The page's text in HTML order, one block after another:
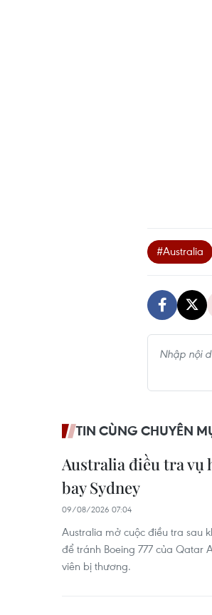
#Australia
TIN CÙNG CHUYÊN
Australia điều tra vụ
bay Sydney
09/08/2026 07:04
Australia mở cuộc điều tra sau
để tránh Boeing 777 của Qatar
viên bị thương.